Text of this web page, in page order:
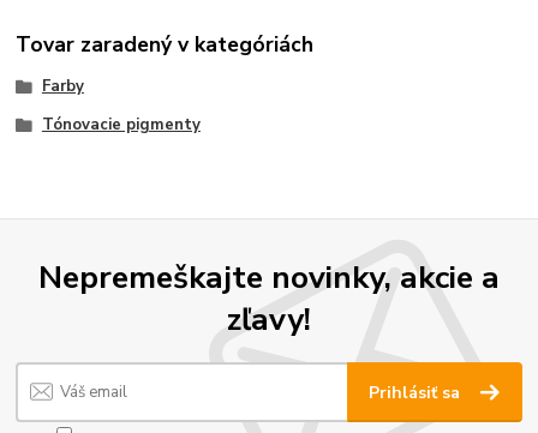
Tovar zaradený v kategóriách
Farby
Tónovacie pigmenty
Nepremeškajte novinky, akcie a
zľavy!
Prihlásiť sa